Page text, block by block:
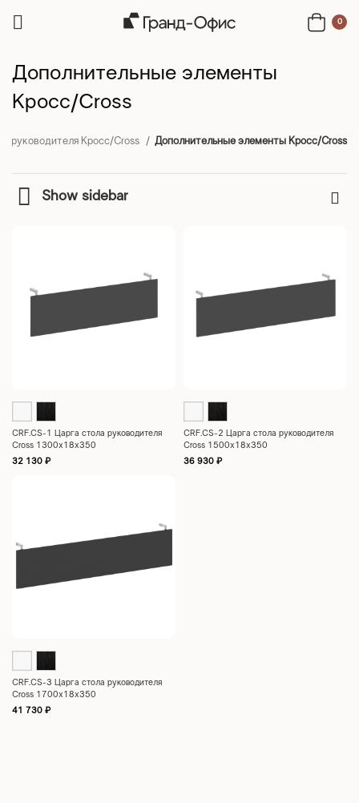
0
Дополнительные элементы
Кросс/Cross
руководителя Кросс/Cross Дополнительные элементы Кросс/Cross
Show sidebar
CRF.CS-1 Царга стола руководителя
Cross 1300x18x350
32 130 ₽
CRF.CS-2 Царга стола руководителя
Cross 1500x18x350
36 930 ₽
CRF.CS-3 Царга стола руководителя
Cross 1700x18x350
41 730 ₽